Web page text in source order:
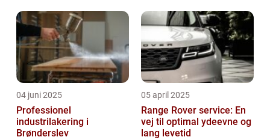
04 juni 2025
Professionel
industrilakering i
Brønderslev
05 april 2025
Range Rover service: En
vej til optimal ydeevne og
lang levetid